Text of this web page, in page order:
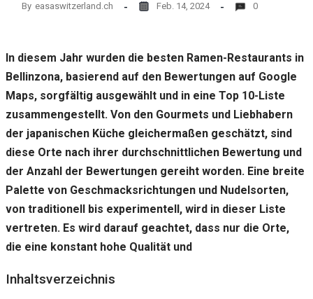
By easaswitzerland.ch Feb. 14, 2024 0
In diesem Jahr wurden die besten Ramen-Restaurants in
Bellinzona, basierend auf den Bewertungen auf Google
Maps, sorgfältig ausgewählt und in eine Top 10-Liste
zusammengestellt. Von den Gourmets und Liebhabern
der japanischen Küche gleichermaßen geschätzt, sind
diese Orte nach ihrer durchschnittlichen Bewertung und
der Anzahl der Bewertungen gereiht worden. Eine breite
Palette von Geschmacksrichtungen und Nudelsorten,
von traditionell bis experimentell, wird in dieser Liste
vertreten. Es wird darauf geachtet, dass nur die Orte,
die eine konstant hohe Qualität und
Inhaltsverzeichnis